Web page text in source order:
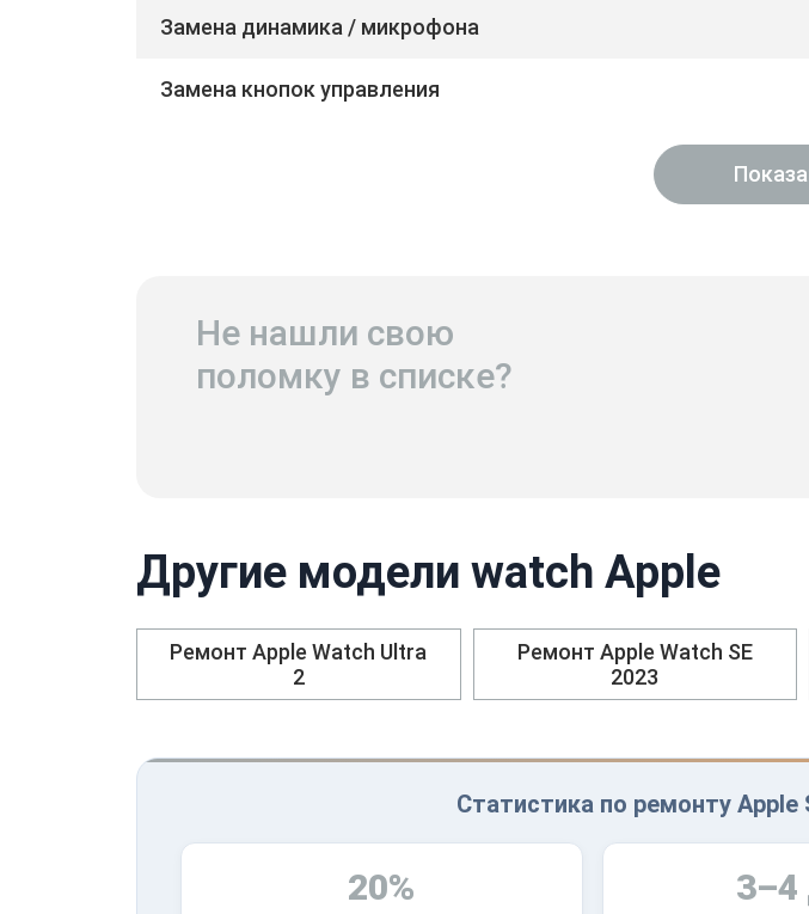
Замена динамика / микрофона
Замена кнопок управления
Не нашли свою
поломку в списке?
Другие модели watch Apple
Ремонт Apple Watch Ultra
2
Ремонт Apple Watch SE
2023
Статистика по ремонту
20% 3–4